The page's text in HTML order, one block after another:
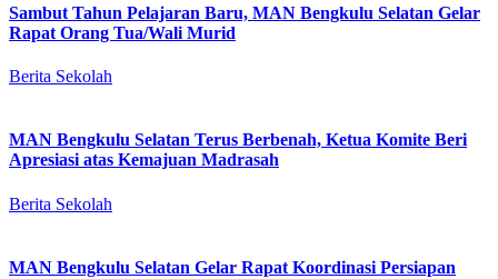
Sambut Tahun Pelajaran Baru, MAN Bengkulu Selatan Gelar
Rapat Orang Tua/Wali Murid
Berita Sekolah
MAN Bengkulu Selatan Terus Berbenah, Ketua Komite Beri
Apresiasi atas Kemajuan Madrasah
Berita Sekolah
MAN Bengkulu Selatan Gelar Rapat Koordinasi Persiapan